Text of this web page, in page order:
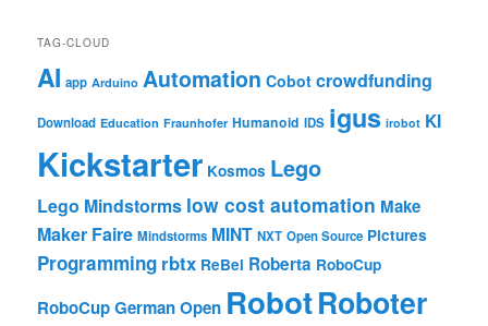
TAG-CLOUD
AI app Arduino Automation Cobot crowdfunding
Download Education Fraunhofer Humanoid IDS igus irobot KI
Kickstarter Kosmos Lego
Lego Mindstorms low cost automation Make
Maker Faire Mindstorms MINT NXT Open Source Pictures
Programming rbtx ReBel Roberta RoboCup
RoboCup German Open RobotRoboter